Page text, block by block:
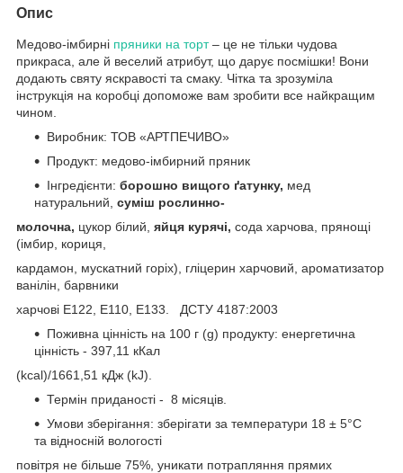
Опис
Медово-імбирні пряники на торт– це не тільки чудова
прикраса, але й веселий атрибут, що дарує посмішки! Вони
додають святу яскравості та смаку. Чітка та зрозуміла
інструкція на коробці допоможе вам зробити все найкращим
чином.
Виробник: ТОВ «АРТПЕЧИВО»
Продукт: медово-імбирний пряник
Інгредієнти: борошно вищого ґатунку, мед
натуральний, суміш рослинно-
молочна, цукор білий, яйця курячі, сода харчова, прянощі
(імбир, кориця,
кардамон, мускатний горіх), гліцерин харчовий, ароматизатор
ванілін, барвники
харчові Е122, E110, E133. ДСТУ 4187:2003
Поживна цінність на 100 г (g) продукту: енергетична
цінність - 397,11 кКал
(kcal)/1661,51 кДж (kJ).
Термін приданості - 8 місяців.
Умови зберігання: зберігати за температури 18 ± 5°C
та відносній вологості
повітря не більше 75%, уникати потрапляння прямих